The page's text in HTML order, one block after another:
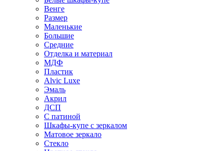
Венге
Размер
Маленькие
Большие
Средние
Отделка и материал
МДФ
Пластик
Alvic Luxe
Эмаль
Акрил
ДСП
С патиной
Шкафы-купе с зеркалом
Матовое зеркало
Стекло